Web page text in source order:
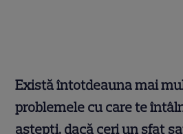
Există întotdeauna mai
problemele cu care te
aştepţi, dacă ceri un sfat